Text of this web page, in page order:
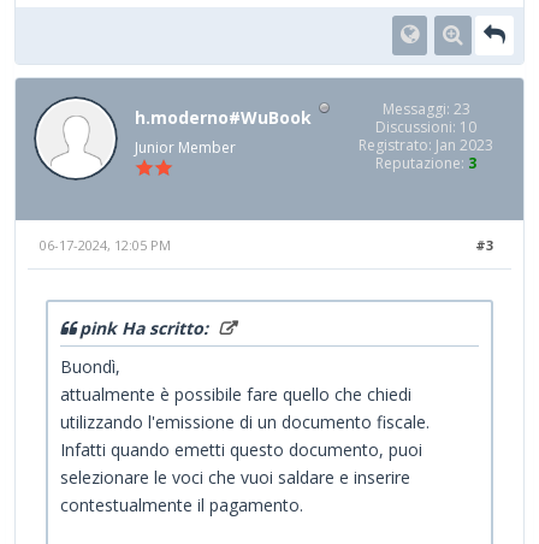
h.moderno#WuBook
Junior Member
Messaggi: 23
Discussioni: 10
Registrato: Jan 2023
Reputazione: 3
#3
06-17-2024, 12:05 PM
pink Ha scritto:
Buondì,
attualmente è possibile fare quello che chiedi
utilizzando l'emissione di un documento fiscale.
Infatti quando emetti questo documento, puoi
selezionare le voci che vuoi saldare e inserire
contestualmente il pagamento.